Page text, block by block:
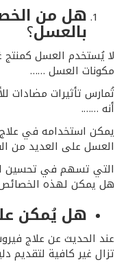
هل من
بالعسل؟
لا يُستخدم العسل
مكونات العسل ……
تُمارس تأثيرات مضادات
أنه …….
يمكن استخدامه في علاج
العسل على العديد من
التي تسهم في تحسين
هل يمكن لهذه
هل يُمكن
عند الحديث عن علاج
تزال غير كافية